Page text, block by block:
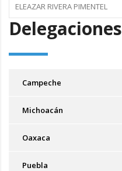
ELEAZAR RIVERA PIMENTEL
Delegaciones
Campeche
Michoacán
Oaxaca
Puebla